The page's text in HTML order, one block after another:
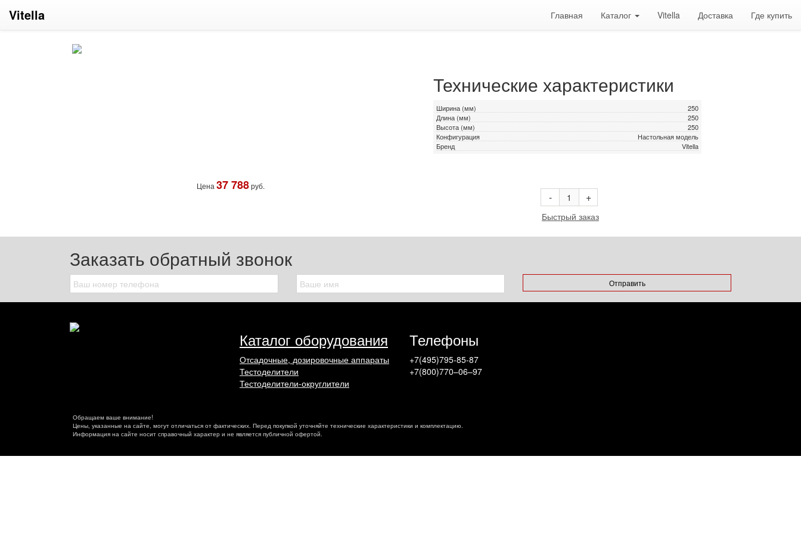
Vitella Главная Каталог Vitella Доставка Где купить
Технические характеристики
Ширина (мм)
250
Длина (мм)
250
Высота (мм)
250
Конфигурация
Настольная модель
Бренд
Vitella
Цена 37 788руб.
- +
Быстрый заказ
Заказать обратный звонок
Отправить
Каталог оборудования
Отсадочные, дозировочные аппараты
Тестоделители
Тестоделители-округлители
Телефоны
+7(495)795-85-87
+7(800)770–06–97
Обращаем ваше внимание!
Цены, указанные на сайте, могут отличаться от фактических. Перед покупкой уточняйте технические характеристики и комплектацию.
Информация на сайте носит справочный характер и не является публичной офертой.